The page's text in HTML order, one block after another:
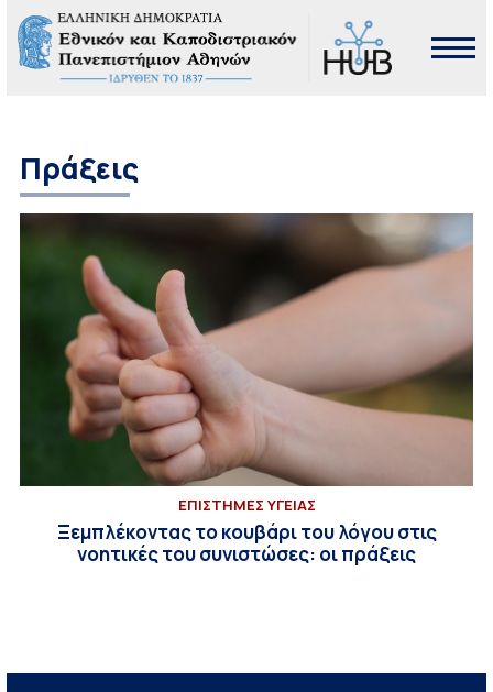
Πράξεις
ΕΠΙΣΤΗΜΕΣ ΥΓΕΙΑΣ
Ξεμπλέκοντας το κουβάρι του λόγου στις
νοητικές του συνιστώσες: οι πράξεις